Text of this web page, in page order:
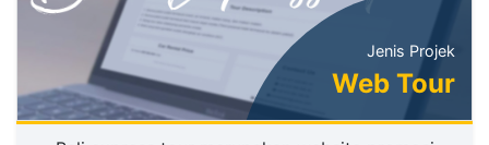
Jenis Projek
Web Tour